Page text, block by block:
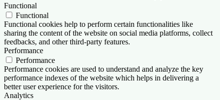
Functional
Functional
Functional cookies help to perform certain functionalities like
sharing the content of the website on social media platforms, collect
feedbacks, and other third-party features.
Performance
Performance
Performance cookies are used to understand and analyze the key
performance indexes of the website which helps in delivering a
better user experience for the visitors.
Analytics